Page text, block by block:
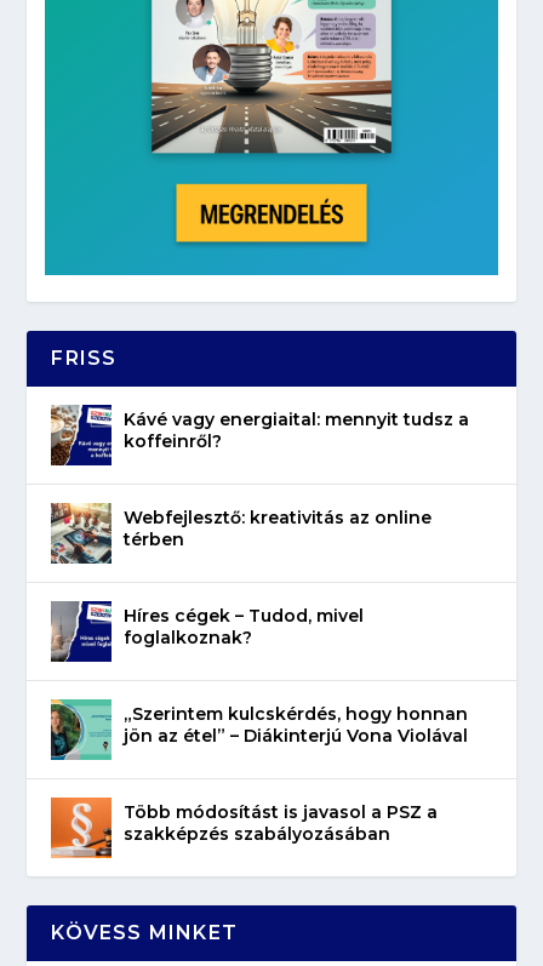
FRISS
Kávé vagy energiaital: mennyit tudsz a
koffeinről?
Webfejlesztő: kreativitás az online
térben
Híres cégek – Tudod, mivel
foglalkoznak?
„Szerintem kulcskérdés, hogy honnan
jön az étel” – Diákinterjú Vona Violával
Több módosítást is javasol a PSZ a
szakképzés szabályozásában
KÖVESS MINKET